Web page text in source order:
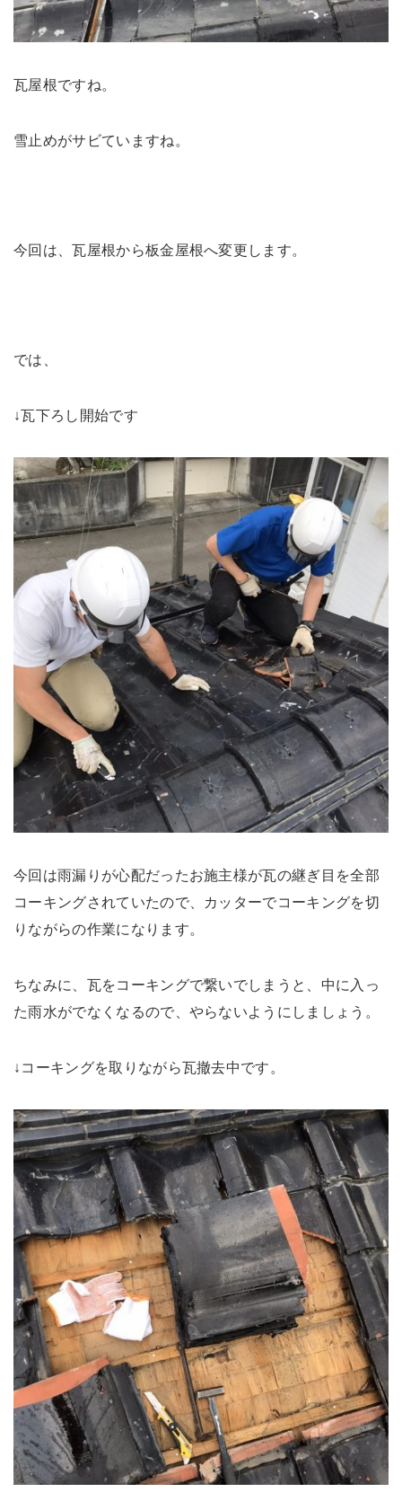
瓦屋根ですね。
雪止めがサビていますね。
今回は、瓦屋根から板金屋根へ変更します。
では、
↓瓦下ろし開始です
今回は雨漏りが心配だったお施主様が瓦の継ぎ目を全部
コーキングされていたので、カッターでコーキングを切
りながらの作業になります。
ちなみに、瓦をコーキングで繋いでしまうと、中に入っ
た雨水がでなくなるので、やらないようにしましょう。
↓コーキングを取りながら瓦撤去中です。